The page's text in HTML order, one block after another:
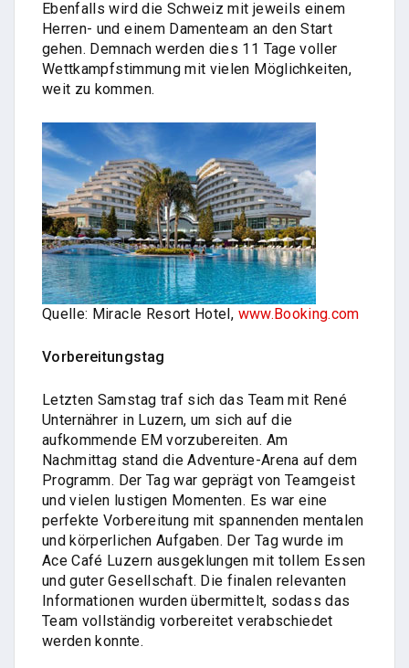
Ebenfalls wird die Schweiz mit jeweils einem
Herren- und einem Damenteam an den Start
gehen. Demnach werden dies 11 Tage voller
Wettkampfstimmung mit vielen Möglichkeiten,
weit zu kommen.
Quelle: Miracle Resort Hotel, www.Booking.com
Vorbereitungstag
Letzten Samstag traf sich das Team mit René
Unternährer in Luzern, um sich auf die
aufkommende EM vorzubereiten. Am
Nachmittag stand die Adventure-Arena auf dem
Programm. Der Tag war geprägt von Teamgeist
und vielen lustigen Momenten. Es war eine
perfekte Vorbereitung mit spannenden mentalen
und körperlichen Aufgaben. Der Tag wurde im
Ace Café Luzern ausgeklungen mit tollem Essen
und guter Gesellschaft. Die finalen relevanten
Informationen wurden übermittelt, sodass das
Team vollständig vorbereitet verabschiedet
werden konnte.